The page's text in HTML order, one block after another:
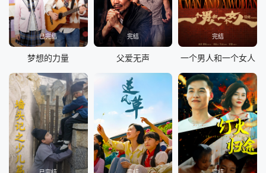
已完结
梦想的力量
完结
父爱无声
完结
一个男人和一个女人